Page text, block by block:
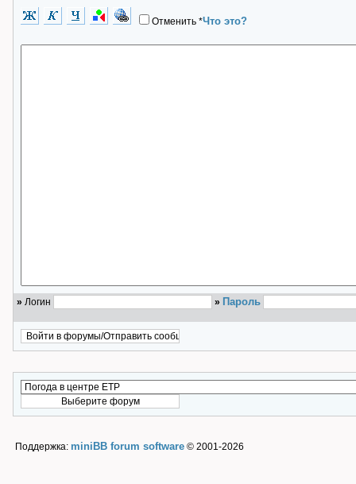
Отменить *Что это?
» Логин » Пароль
Поддержка: miniBB forum software © 2001-2026